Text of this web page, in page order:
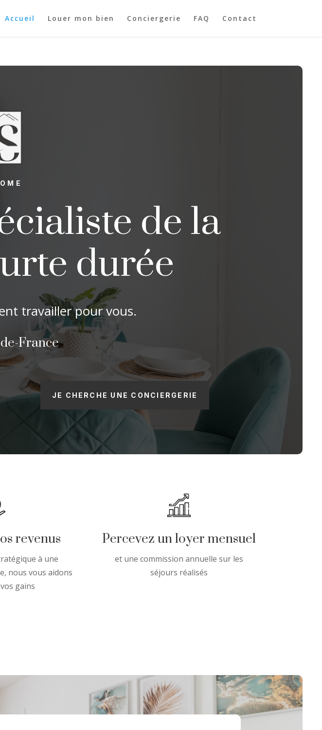
Accueil Louer mon bien Conciergerie FAQ Contact
de la
durée
travailler pour vous.
France
JE CHERCHE UNE CONCIERGERIE
revenus
à une
nous vous aidons
gains
Percevez un loyer mensuel
et une commission annuelle sur les
séjours réalisés